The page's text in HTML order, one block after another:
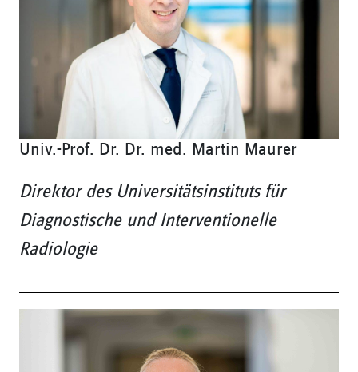
Univ.-Prof. Dr. Dr. med. Martin Maurer
Direktor des Universitätsinstituts für
Diagnostische und Interventionelle
Radiologie